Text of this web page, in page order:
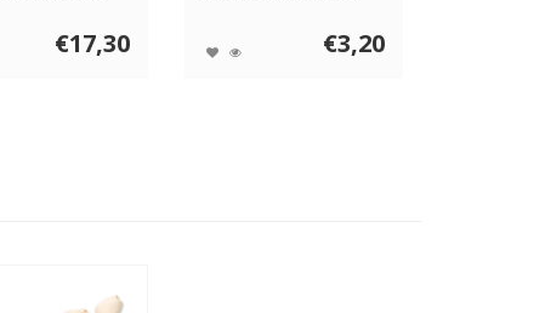
€17,30 €3,20